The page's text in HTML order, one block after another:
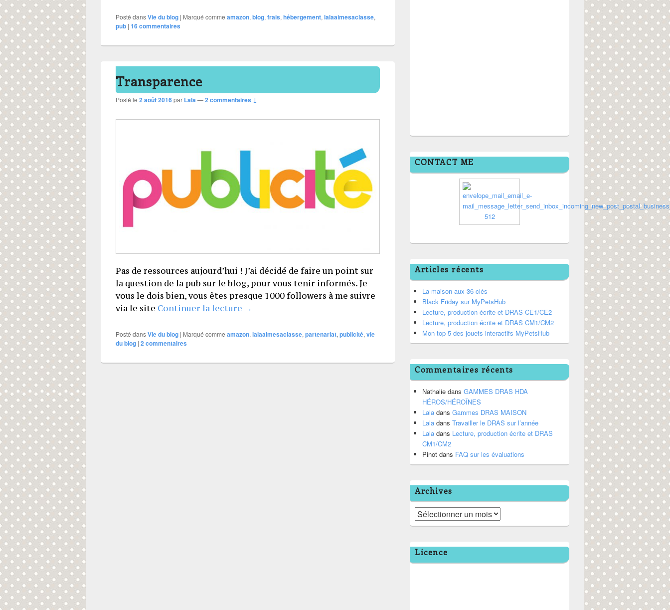
Posté dansVie du blog | Marqué comme amazon, blog, frais, hébergement, lalaaimesaclasse,
pub | 16commentaires
Transparence
Posté le 2 août 2016par Lala—2 commentaires ↓
Pas de ressources aujourd’hui ! J’ai décidé de faire un point sur
la question de la pub sur le blog, pour vous tenir informés. Je
vous le dois bien, vous êtes presque 1000 followers à me suivre
via le site Continuer la lecture Transparence
→
Posté dansVie du blog | Marqué comme amazon, lalaaimesaclasse, partenariat, publicité, vie
du blog | 2commentaires
CONTACT ME
Articles récents
La maison aux 36 clés
Black Friday sur MyPetsHub
Lecture, production écrite et DRAS CE1/CE2
Lecture, production écrite et DRAS CM1/CM2
Mon top 5 des jouets interactifs MyPetsHub
Commentaires récents
Nathalie dans GAMMES DRAS HDA
HÉROS/HÉROÏNES
Lala dans Gammes DRAS MAISON
Lala dans Travailler le DRAS sur l’année
Lala dans Lecture, production écrite et DRAS
CM1/CM2
Pinot dans FAQ sur les évaluations
Archives
Archives
Licence